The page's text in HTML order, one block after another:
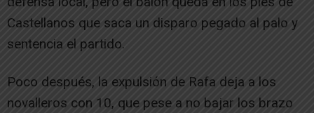
Castellanos que saca un disparo pegado al palo y
sentencia el partido.
Poco después, la expulsión de Rafa deja a los
novalleros con 10, que pese a no bajar los brazo